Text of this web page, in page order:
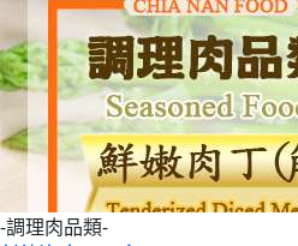
-調理肉品類-